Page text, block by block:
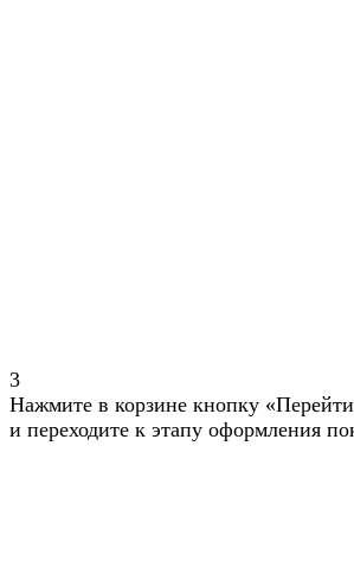
3
Нажмите в корзине кнопку
и переходите к этапу